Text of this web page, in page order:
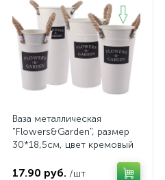
Ваза металлическая
"Flowers&Garden", размер
30*18,5см, цвет кремовый
17.90 руб. /шт